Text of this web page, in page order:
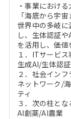
・事業におけ
「海底から宇宙
世界中の多岐に
し、生体認証
を活用し、価値
１．ITサービス
生成AI/生体認
２．社会インフ
ネットワーク/
ティ
３．次の柱と
AI創薬/AI農業